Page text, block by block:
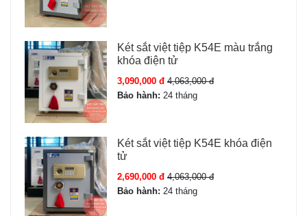
Két sắt việt tiệp K54E màu trắng
khóa điện tử
3,090,000 đ 4,063,000 đ
Bảo hành: 24 tháng
Két sắt việt tiệp K54E khóa điện
tử
2,690,000 đ 4,063,000 đ
Bảo hành: 24 tháng